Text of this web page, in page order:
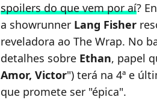
spoilers do que vem por aí?
a showrunner Lang Fisher
reveladora ao The Wrap. No
detalhes sobre Ethan, papel
Amor, Victor") terá na 4ª e
que promete ser "épica".